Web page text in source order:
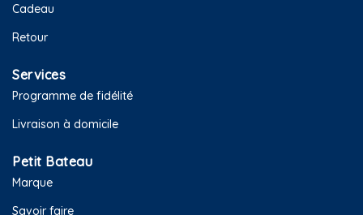
Cadeau
Retour
Services
Programme de fidélité
Livraison à domicile
Petit Bateau
Marque
Savoir faire